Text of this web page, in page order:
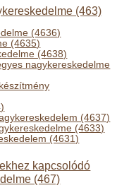
(463)
(4636)
(4635)
(4638)
nagykereskedelme
(4637)
(4633)
(4631)
kapcsolódó
(467)